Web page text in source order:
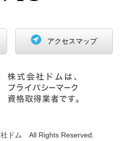
アクセスマップ
ドム All Rights Reserved.